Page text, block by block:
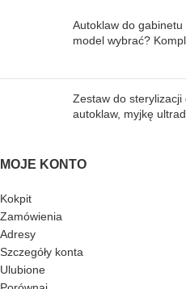
Autoklaw do
model wybrać?
Zestaw do
autoklaw, myjkę
MOJE KONTO
Kokpit
Zamówienia
Adresy
Szczegóły konta
Ulubione